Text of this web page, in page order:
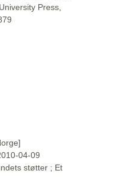
Press,
04-09
støtter ; Et